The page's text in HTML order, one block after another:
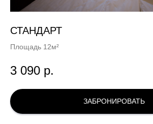
СТАНДАРТ
Площадь 12м²
3 090 р.
ЗАБРОНИРОВАТЬ